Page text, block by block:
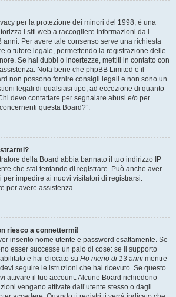
per la protezione dei minori del 1998, è una
i siti web a raccogliere informazioni da i
anni. Per avere tale consenso serve una richiesta
o tutore legale, permettendo la registrazione delle
Se hai dubbi o incertezze, mettiti in contatto con
Nota bene che phpBB Limited e il
non possono fornire consigli legali e non sono un
legali di qualsiasi tipo, ad eccezione di quanto
devo contattare per segnalare abusi e/o per
questa Board?”.
della Board abbia bannato il tuo indirizzo IP
che stai tentando di registrare. Può anche aver
impedire ai nuovi visitatori di registrarsi.
per avere assistenza.
riesco a connettermi!
inserito nome utente e password esattamente. Se
esser successe un paio di cose: se il supporto
e hai cliccato su Ho meno di 13 anni mentre
seguire le istruzioni che hai ricevuto. Se questo
attivare il tuo account. Alcune Board richiedono
vengano attivate dall’utente stesso o dagli